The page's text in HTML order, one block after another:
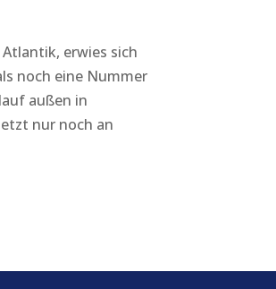
erwies sich
noch eine Nummer
außen in
nur noch an